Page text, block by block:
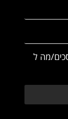
מה ל